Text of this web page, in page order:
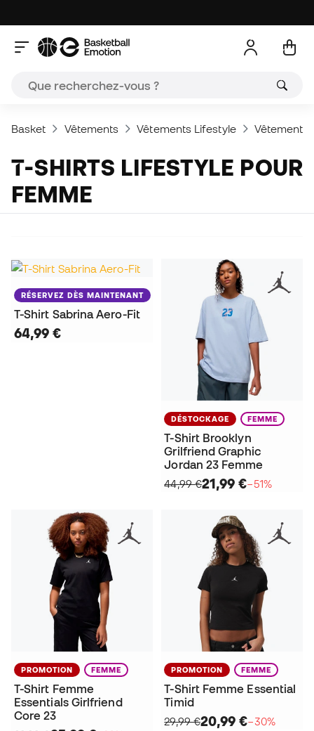
Basket Vêtements Vêtements Lifestyle Vêtements
T-SHIRTS LIFESTYLE POUR
FEMME
RÉSERVEZ DÈS MAINTENANT
T-Shirt Sabrina Aero-Fit
64,99 €
DÉSTOCKAGE FEMME
T-Shirt Brooklyn
Grilfriend Graphic
Jordan 23 Femme
44,99 €21,99 €−51%
PROMOTION FEMME
T-Shirt Femme
Essentials Girlfriend
Core 23
PROMOTION FEMME
T-Shirt Femme Essential
Timid
29,99 €20,99 €−30%